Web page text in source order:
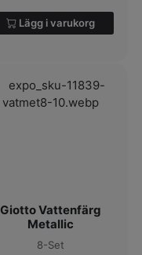
Lägg i varukorg
Giotto Vattenfärg
Metallic
8-Set